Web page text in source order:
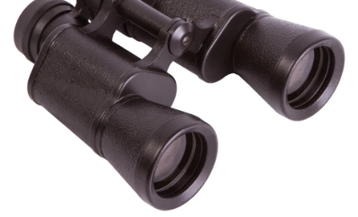
hvězdiček.